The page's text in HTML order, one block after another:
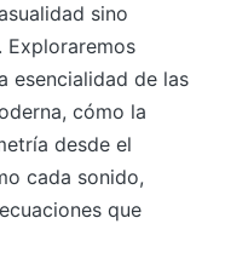
sino
esencialidad de las
cómo la
desde el
cada sonido,
que